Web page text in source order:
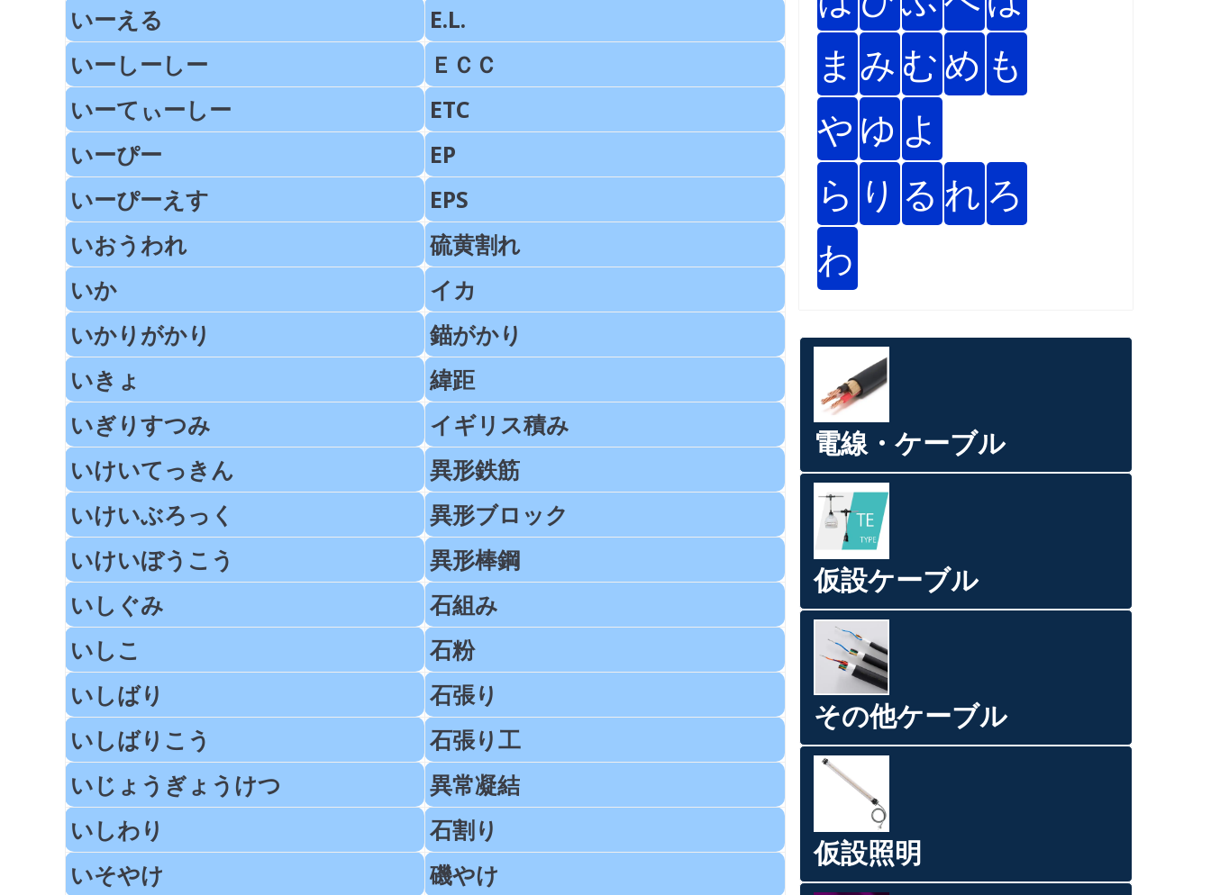
いーえる
E.L.
いーしーしー
ＥＣＣ
いーてぃーしー
ETC
いーぴー
EP
いーぴーえす
EPS
いおうわれ
硫黄割れ
いか
イカ
いかりがかり
錨がかり
いきょ
緯距
いぎりすつみ
イギリス積み
いけいてっきん
異形鉄筋
いけいぶろっく
異形ブロック
いけいぼうこう
異形棒鋼
いしぐみ
石組み
いしこ
石粉
いしばり
石張り
いしばりこう
石張り工
いじょうぎょうけつ
異常凝結
いしわり
石割り
いそやけ
磯やけ
ま み むめ も
や ゆ よ
ら り る れ ろ
わ
電線・ケーブル
仮設ケーブル
その他ケーブル
仮設照明